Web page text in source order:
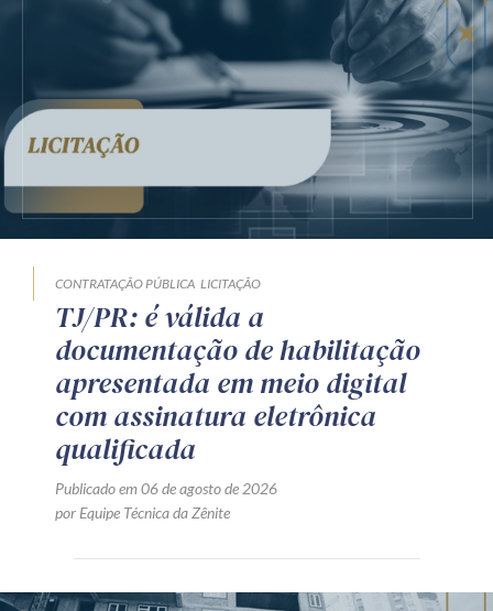
CONTRATAÇÃO PÚBLICA LICITAÇÃO
TJ/PR: é válida a
documentação de habilitação
apresentada em meio digital
com assinatura eletrônica
qualificada
Publicado em 06 de agosto de 2026
por Equipe Técnica da Zênite